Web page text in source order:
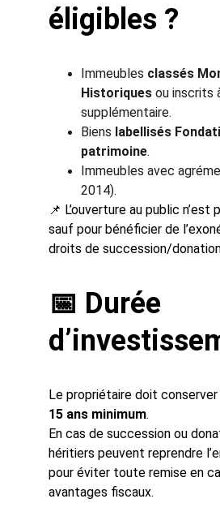
éligibles ?
Immeubles classés
Historiques ou inscrits
supplémentaire.
Biens labellisés
patrimoine.
Immeubles avec
2014).
📌 L’ouverture au public n’est
sauf pour bénéficier de
droits de succession/
📅 Durée
Le propriétaire doit
15 ans minimum.
En cas de succession ou
héritiers peuvent reprendre
pour éviter toute remise en
avantages fiscaux.